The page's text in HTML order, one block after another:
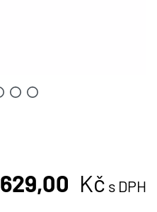
629,00 Kč s DPH